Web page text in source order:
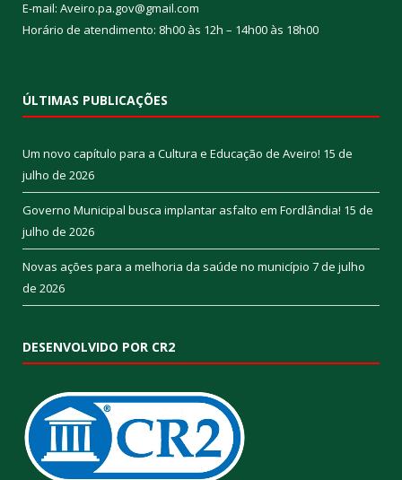
E-mail: Aveiro.pa.gov@gmail.com
Horário de atendimento: 8h00 às 12h – 14h00 às 18h00
ÚLTIMAS PUBLICAÇÕES
Um novo capítulo para a Cultura e Educação de Aveiro! 15 de
julho de 2026
Governo Municipal busca implantar asfalto em Fordlândia! 15 de
julho de 2026
Novas ações para a melhoria da saúde no município 7 de julho
de 2026
DESENVOLVIDO POR CR2